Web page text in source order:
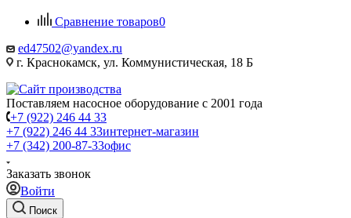
Сравнение товаров0
ed47502@yandex.ru
г. Краснокамск, ул. Коммунистическая, 18 Б
Поставляем насосное оборудование с 2001 года
+7 (922) 246 44 33
+7 (922) 246 44 33интернет-магазин
+7 (342) 200-87-33офис
Заказать звонок
Войти
Поиск